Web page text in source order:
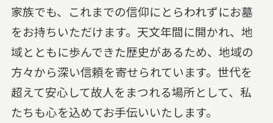
家族でも、これまでの信仰にとらわれずにお墓
をお持ちいただけます。天文年間に開かれ、地
域とともに歩んできた歴史があるため、地域の
方々から深い信頼を寄せられています。世代を
超えて安心して故人をまつれる場所として、私
たちも心を込めてお手伝いいたします。